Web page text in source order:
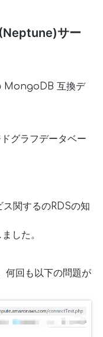
サー
MongoDB 互換デ
グラフデータベー
関するのRDSの知
した。
何回も以下の問題が